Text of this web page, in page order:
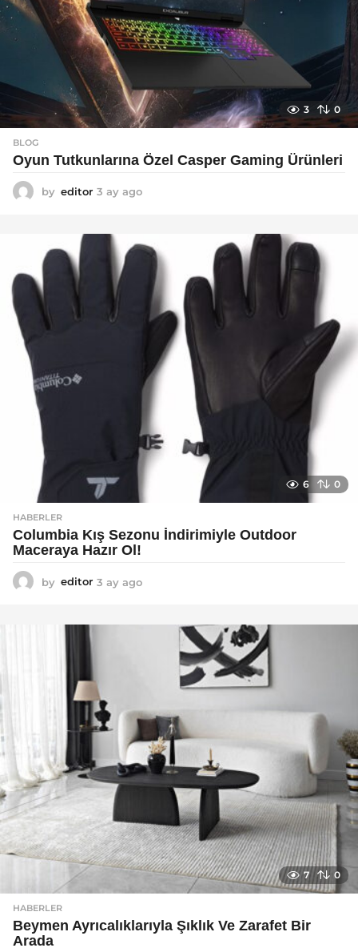
3 0
BLOG
Oyun Tutkunlarına Özel Casper Gaming Ürünleri
by editor 3 ay ago
g
6 0
HABERLER
Columbia Kış Sezonu İndirimiyle Outdoor
Maceraya Hazır Ol!
by editor 3 ay ago
a
7 0
HABERLER
Beymen Ayrıcalıklarıyla Şıklık Ve Zarafet Bir
Arada